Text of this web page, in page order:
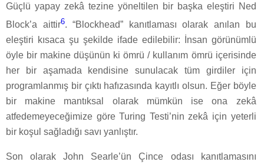
Güçlü yapay zekâ tezine yöneltilen bir başka eleştiri Ned
Block’a aittir6. “Blockhead” kanıtlaması olarak anılan bu
eleştiri kısaca şu şekilde ifade edilebilir: İnsan görünümlü
öyle bir makine düşünün ki ömrü / kullanım ömrü içerisinde
her bir aşamada kendisine sunulacak tüm girdiler için
programlanmış bir çıktı hafızasında kayıtlı olsun. Eğer böyle
bir makine mantıksal olarak mümkün ise ona zekâ
atfedemeyeceğimize göre Turing Testi’nin zekâ için yeterli
bir koşul sağladığı savı yanlıştır.
Son olarak John Searle’ün Çince odası kanıtlamasını